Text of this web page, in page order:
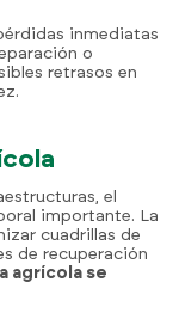
inmediatas
o
retrasos en
el
importante. La
cuadrillas de
de recuperación
agrícola se